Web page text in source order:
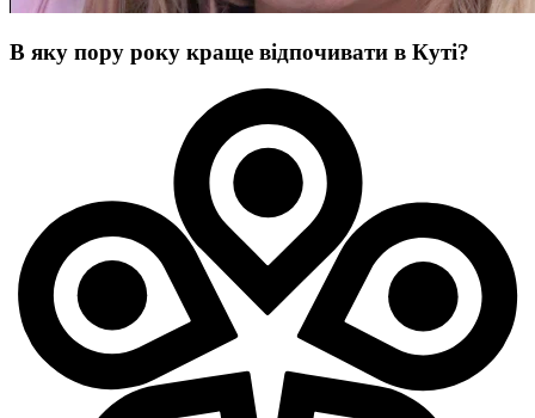
В яку пору року краще відпочивати в Куті?